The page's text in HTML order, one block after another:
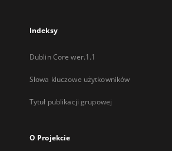
Indeksy
Dublin Core wer.1.1
Słowa kluczowe użytkowników
Tytuł publikacji grupowej
O Projekcie